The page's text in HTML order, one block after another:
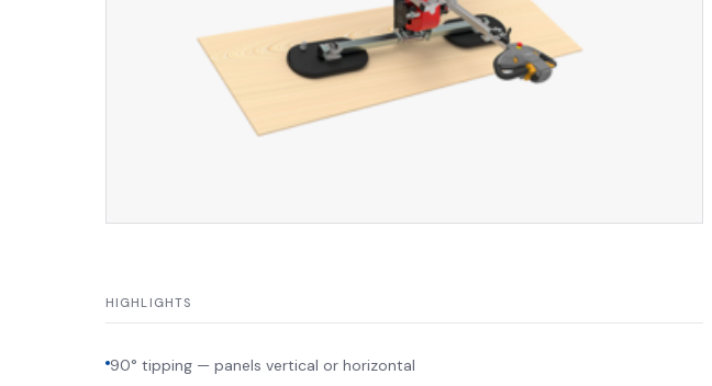
HIGHLIGHTS
90° tipping — panels vertical or horizontal